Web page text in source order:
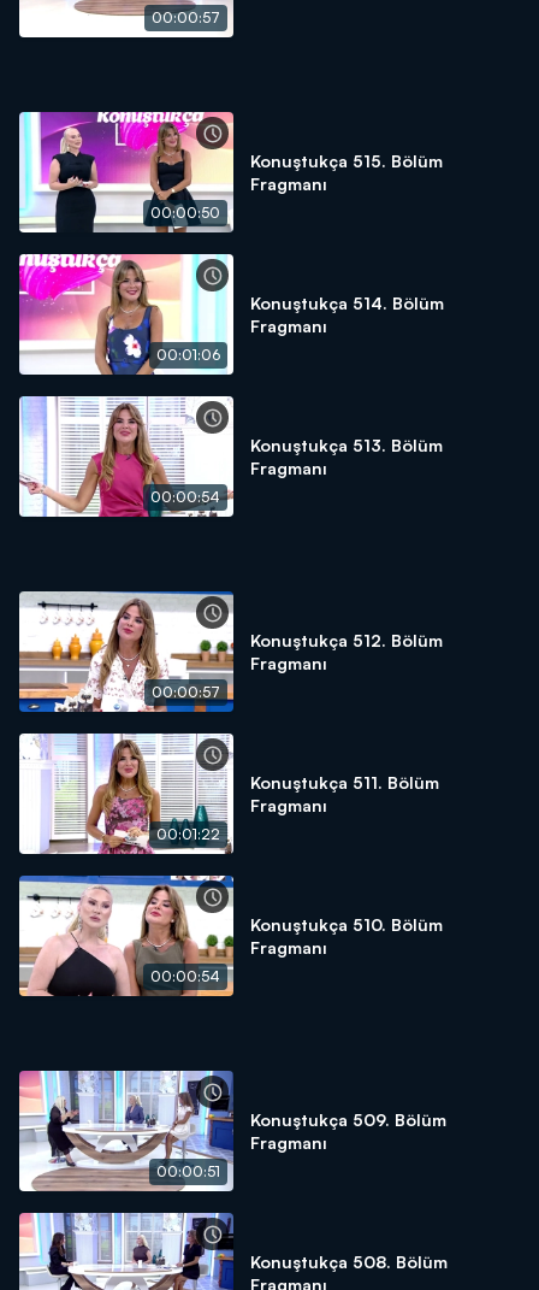
00:00:57
00:00:50
Konuştukça 515. Bölüm
Fragmanı
00:01:06
Konuştukça 514. Bölüm
Fragmanı
00:00:54
Konuştukça 513. Bölüm
Fragmanı
00:00:57
Konuştukça 512. Bölüm
Fragmanı
00:01:22
Konuştukça 511. Bölüm
Fragmanı
00:00:54
Konuştukça 510. Bölüm
Fragmanı
00:00:51
Konuştukça 509. Bölüm
Fragmanı
Konuştukça 508. Bölüm
Fragmanı